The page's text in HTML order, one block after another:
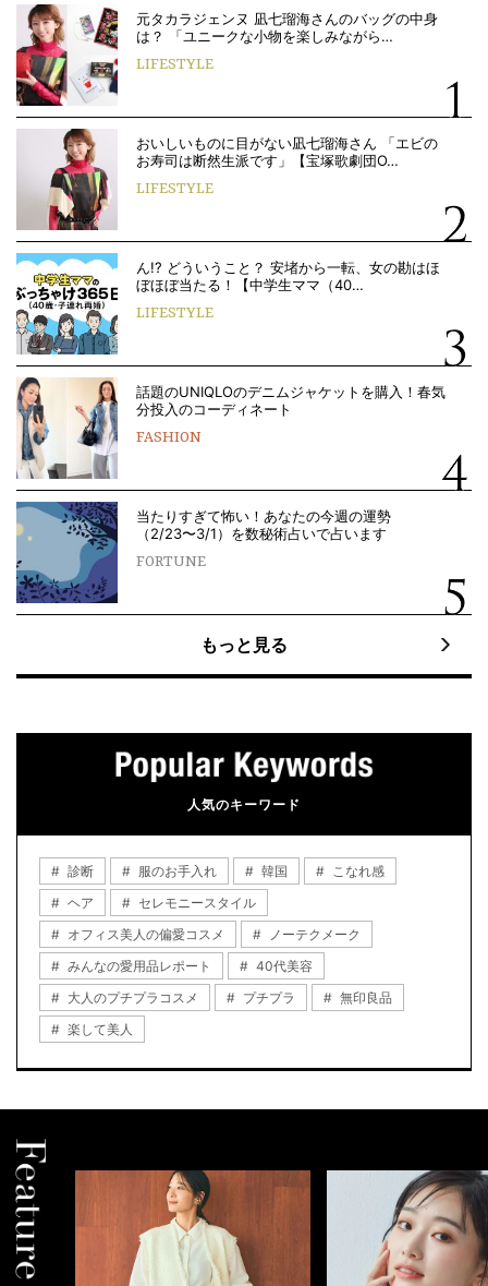
元タカラジェンヌ 凪七瑠海さんのバッグの中身
は？ 「ユニークな小物を楽しみながら…
LIFESTYLE
おいしいものに目がない凪七瑠海さん 「エビの
お寿司は断然生派です」【宝塚歌劇団O…
LIFESTYLE
ん!? どういうこと？ 安堵から一転、女の勘はほ
ぼほぼ当たる！【中学生ママ（40…
LIFESTYLE
話題のUNIQLOのデニムジャケットを購入！春気
分投入のコーディネート
FASHION
当たりすぎて怖い！あなたの今週の運勢
（2/23〜3/1）を数秘術占いで占います
FORTUNE
もっと見る
人気のキーワード
診断 服のお手入れ 韓国
こなれ感
ヘア
セレモニースタイル
オフィス美人の偏愛コスメ
ノーテクメーク
みんなの愛用品レポート
40代美容
大人のプチプラコスメ
プチプラ
無印良品
楽して美人